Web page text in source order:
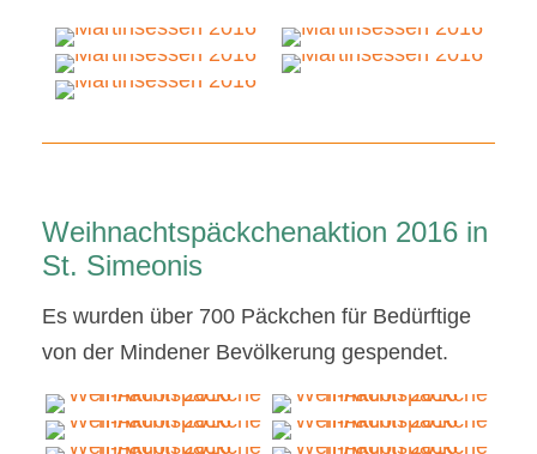
Weihnachtspäckchenaktion 2016 in
St. Simeonis
Es wurden über 700 Päckchen für Bedürftige
von der Mindener Bevölkerung gespendet.